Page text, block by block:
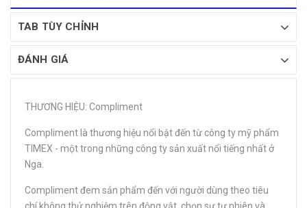
TAB TÙY CHỈNH
ĐÁNH GIÁ
THƯƠNG HIỆU: Compliment
Compliment là thương hiệu nổi bật đến từ công ty mỹ phẩm
TIMEX - một trong những công ty sản xuất nổi tiếng nhất ở
Nga.
Compliment đem sản phẩm đến với người dùng theo tiêu